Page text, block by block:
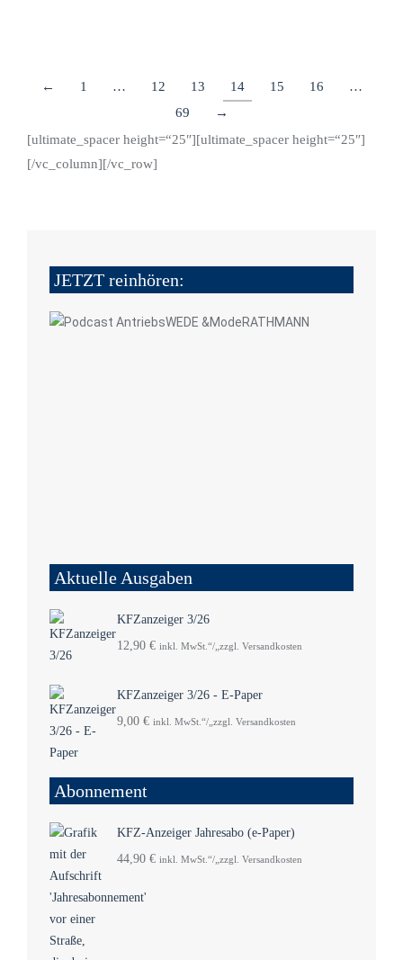
← 1 … 12 13 14 15 16
…
69
→
[ultimate_spacer height=“25″][ultimate_spacer height=“25″]
[/vc_column][/vc_row]
JETZT reinhören:
Aktuelle Ausgaben
KFZanzeiger 3/26
12,90 € inkl. MwSt.“/„zzgl. Versandkosten
KFZanzeiger 3/26 - E-Paper
9,00 € inkl. MwSt.“/„zzgl. Versandkosten
Abonnement
KFZ-Anzeiger Jahresabo (e-Paper)
44,90 € inkl. MwSt.“/„zzgl. Versandkosten